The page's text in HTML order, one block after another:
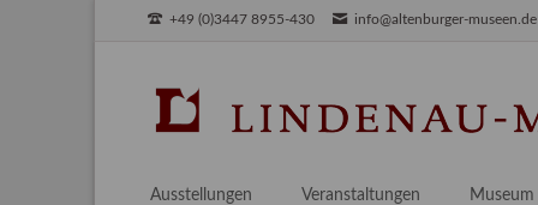
+49 (0)3447 8955-430 info@altenburger-museen.de
Ausstellungen Veranstaltungen Museum